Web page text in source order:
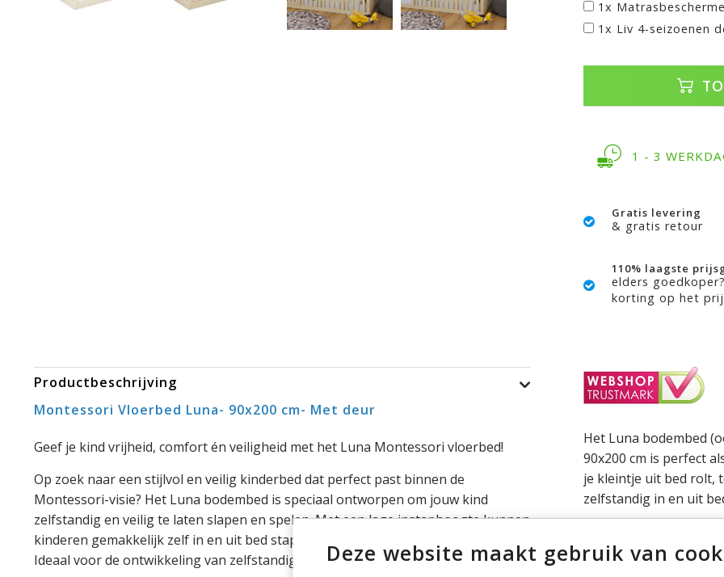
1x
1x Liv 4-seizoenen
1 - 3
Gratis levering
& gratis retour
110% laagste
elders
korting op het
Productbeschrijving
Montessori Vloerbed Luna- 90x200 cm- Met deur
Geef je kind vrijheid, comfort én veiligheid met het Luna Montessori vloerbed!
Op zoek naar een stijlvol en veilig kinderbed dat perfect past binnen de
Montessori-visie? Het Luna bodembed is speciaal ontworpen om jouw kind
zelfstandig en veilig te laten slapen en spelen. Met een lage instaphoogte kunnen
kinderen gemakkelijk zelf in en uit bed stappen – zonder hulp van volwassenen.
Ideaal voor de ontwikkeling van zelfstandigheid!
Het Luna bodembed
90x200 cm is perfect
je kleintje uit bed rolt,
zelfstandig in en uit
Deze website maakt gebruik van